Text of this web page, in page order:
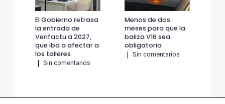
El Gobierno retrasa
la entrada de
Verifactu a 2027,
que iba a afectar a
los talleres
Sin comentarios
Menos de dos
meses para que la
baliza V16 sea
obligatoria
Sin comentarios